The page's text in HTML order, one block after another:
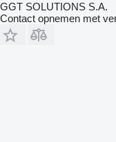
GGT SOLUTIONS S.A.
Contact opnemen met